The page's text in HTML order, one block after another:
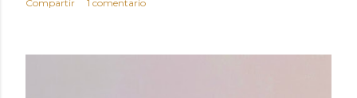
Compartir 1 comentario